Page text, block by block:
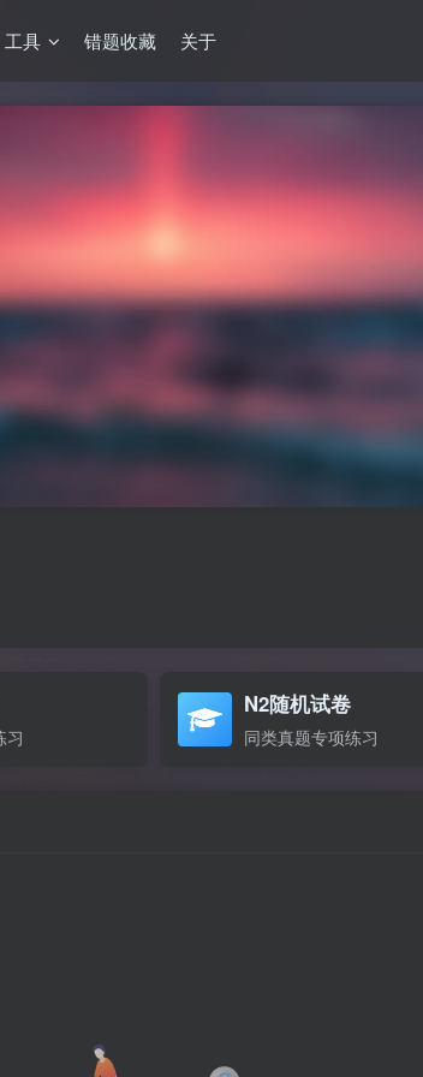
工具 错题收藏 关于
习
N2随机试卷
同类真题专项练习